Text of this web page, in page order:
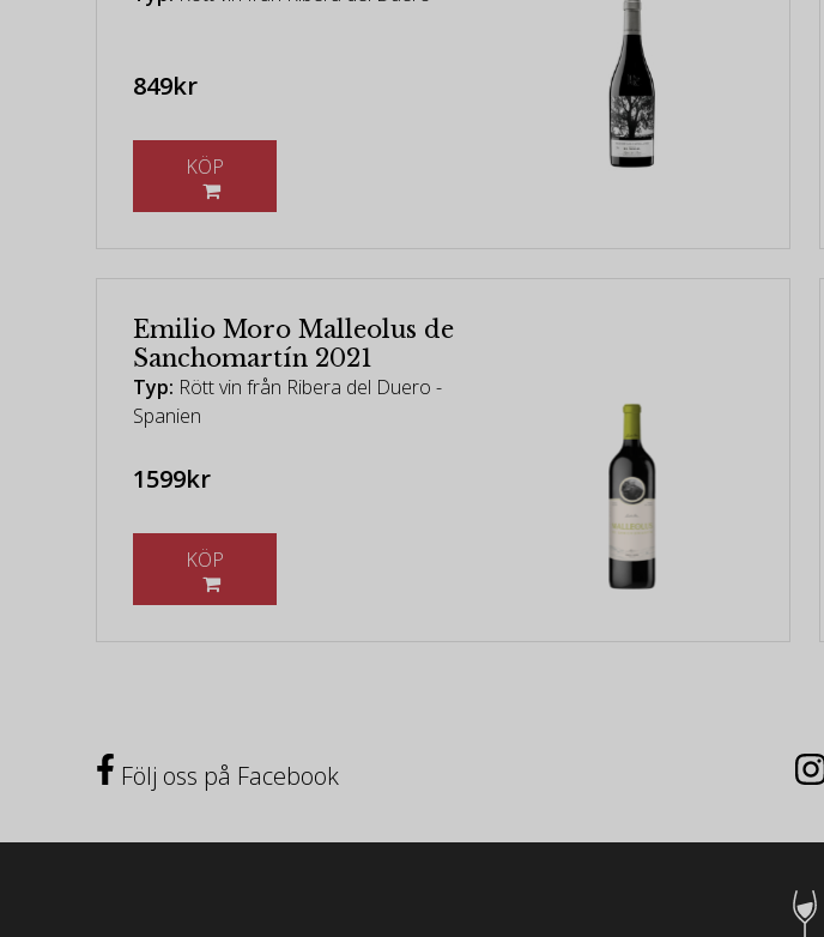
849kr
Emilio Moro Malleolus de
Sanchomartín 2021
Typ: Rött vin från Ribera del Duero -
Spanien
1599kr
Följ oss på Facebook